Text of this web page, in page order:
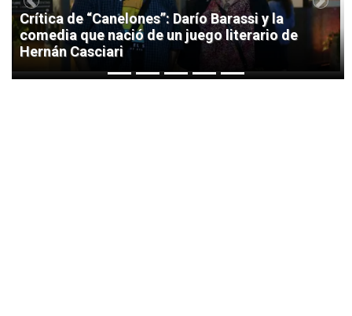
Crítica de “Canelones”: Darío Barassi y la
comedia que nació de un juego literario de
Hernán Casciari
Previous Next